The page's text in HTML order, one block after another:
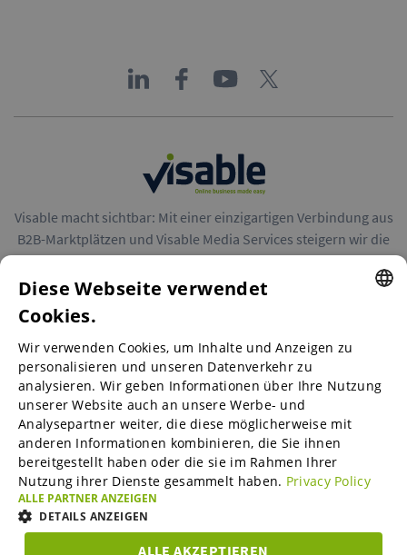
Visable macht sichtbar: Mit einer einzigartigen Verbindung aus
B2B-Marktplätzen und Visable Media Services steigern wir die
Reichweite von Unternehmen in Europa.
B2B-Marktplätze
Visable Media Services
Mittelstands-Monitor
ENGLISH
GERMAN
SPANISH
FRENCH
ITALIAN
Diese Webseite verwendet
Cookies.
Wir verwenden Cookies, um Inhalte und Anzeigen zu
personalisieren und unseren Datenverkehr zu
analysieren. Wir geben Informationen über Ihre Nutzung
unserer Website auch an unsere Werbe- und
Analysepartner weiter, die diese möglicherweise mit
anderen Informationen kombinieren, die Sie ihnen
bereitgestellt haben oder die sie im Rahmen Ihrer
Nutzung ihrer Dienste gesammelt haben. Privacy Policy
ALLE PARTNER ANZEIGEN
DETAILS ANZEIGEN
ALLE AKZEPTIEREN